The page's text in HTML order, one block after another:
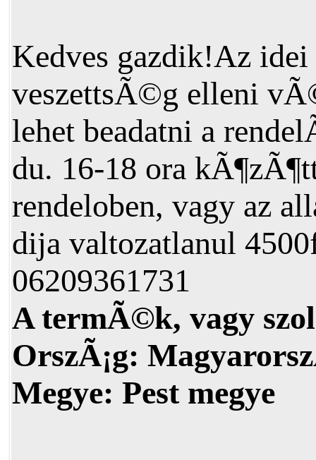
Kedves gazdik!Az
veszettsÃ©g elleni
lehet beadatni a
du. 16-18 ora
rendeloben, vagy az
dija valtozatlanul
06209361731
A termÃ©k, vagy
OrszÃ¡g:
Megye: Pest megye